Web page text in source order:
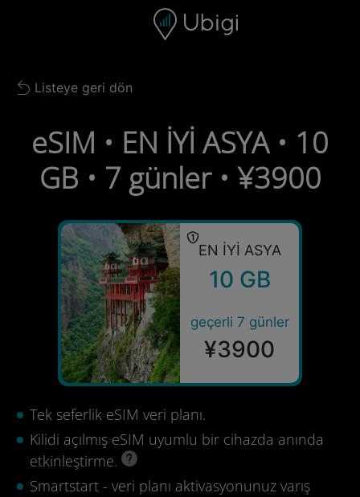
Gezinme çubuğu Alt bilgi
Back to list
Listeye geri dön
eSIM • EN İYİ ASYA • 10
GB • 7 günler • ¥3900
EN İYİ ASYA
10 GB
geçerli 7 günler
¥3900
Tek seferlik eSIM veri planı.
Kilidi açılmış eSIM uyumlu bir cihazda anında
etkinleştirme.
Smartstart - veri planı aktivasyonunuz varış